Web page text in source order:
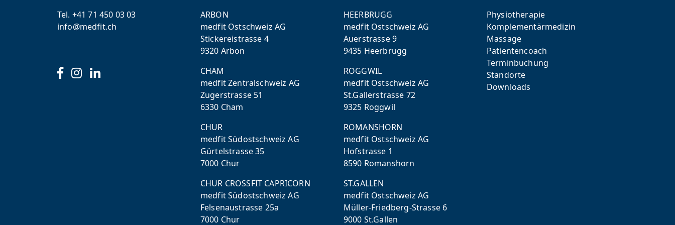
Tel. +41 71 450 03 03
info@medfit.ch
ARBON
medfit Ostschweiz AG
Stickereistrasse 4
9320 Arbon
CHAM
medfit Zentralschweiz AG
Zugerstrasse 51
6330 Cham
CHUR
medfit Südostschweiz AG
Gürtelstrasse 35
7000 Chur
CHUR CROSSFIT CAPRICORN
medfit Südostschweiz AG
Felsenaustrasse 25a
7000 Chur
HEERBRUGG
medfit Ostschweiz AG
Auerstrasse 9
9435 Heerbrugg
ROGGWIL
medfit Ostschweiz AG
St.Gallerstrasse 72
9325 Roggwil
ROMANSHORN
medfit Ostschweiz AG
Hofstrasse 1
8590 Romanshorn
ST.GALLEN
medfit Ostschweiz AG
Müller-Friedberg-Strasse 6
9000 St.Gallen
Physiotherapie
Komplementärmedizin
Massage
Patientencoach
Terminbuchung
Standorte
Downloads